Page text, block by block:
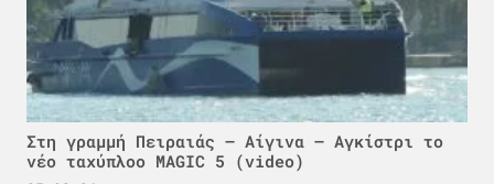
Στη γραμμή Πειραιάς – Αίγινα – Αγκίστρι το
νέο ταχύπλοο MAGIC 5 (video)